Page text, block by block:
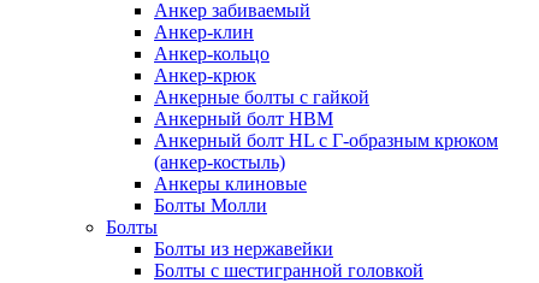
Анкер забиваемый
Анкер-клин
Анкер-кольцо
Анкер-крюк
Анкерные болты с гайкой
Анкерный болт HBM
Анкерный болт HL c Г-образным крюком
(анкер-костыль)
Анкеры клиновые
Болты Молли
Болты
Болты из нержавейки
Болты с шестигранной головкой